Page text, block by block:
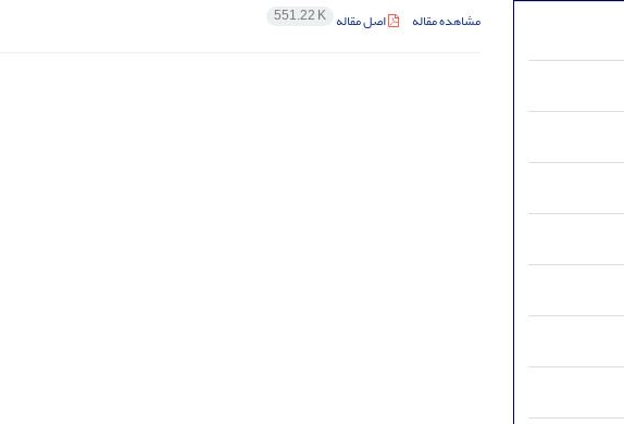
مشاهده مقاله اصل مقاله 551.22 K